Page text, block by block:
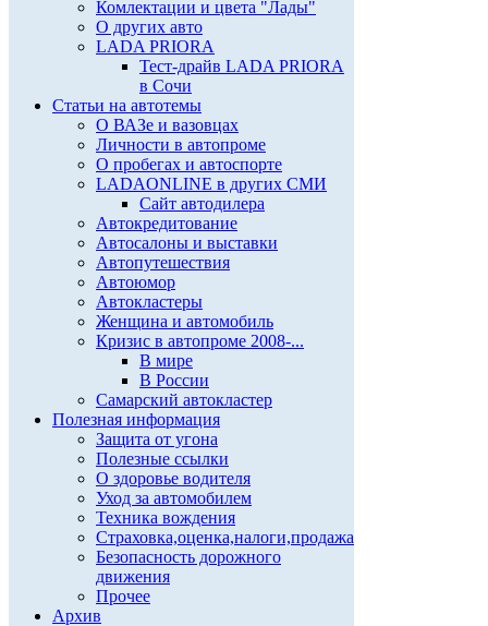
Комлектации и цвета "Лады"
О других авто
LADA PRIORA
Тест-драйв LADA PRIORA
в Сочи
Статьи на автотемы
О ВАЗе и вазовцах
Личности в автопроме
О пробегах и автоспорте
LADAONLINE в других СМИ
Сайт автодилера
Автокредитование
Автосалоны и выставки
Автопутешествия
Автоюмор
Автокластеры
Женщина и автомобиль
Кризис в автопроме 2008-...
В мире
В России
Самарский автокластер
Полезная информация
Защита от угона
Полезные ссылки
О здоровье водителя
Уход за автомобилем
Техника вождения
Страховка,оценка,налоги,продажа
Безопасность дорожного
движения
Прочее
Архив